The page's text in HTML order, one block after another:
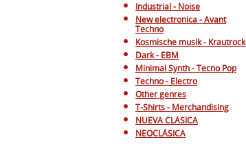
Industrial - Noise
New electronica - Avant
Techno
Kosmische musik - Krautrock
Dark - EBM
Minimal Synth - Tecno Pop
Techno - Electro
Other genres
T-Shirts - Merchandising
NUEVA CLÁSICA
NEOCLÁSICA